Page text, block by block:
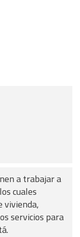
a trabajar a
cuales
vivienda,
servicios para